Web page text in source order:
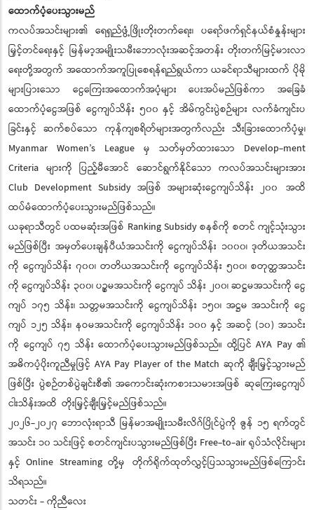
ထောက်ပံ့ပေးသွားမည်
ကလပ်အသင်းများ၏ ရေရှည်ဖွံ့ဖြိုးတိုးတက်ရေး၊ ပရော်ဖက်ရှင်နယ်စံနှုန်းများ
မြှင့်တင်ရေးနှင့် မြန်မာ့အမျိုးသမီးဘောလုံးအဆင့်အတန်း တိုးတက်မြင့်မားလာ
ရေးတို့အတွက် အထောက်အကူပြုစေရန်ရည်ရွယ်ကာ ယခင်ရာသီများထက် ပိုမို
များပြားသော ငွေကြေးအထောက်အပံ့များ ပေးအပ်မည်ဖြစ်ကာ အခြေခံ
ထောက်ပံ့ငွေအဖြစ် ငွေကျပ်သိန်း ၅၀၀ နှင့် အိမ်ကွင်းပွဲစဉ်များ လက်ခံကျင်းပ
ခြင်းနှင့် ဆက်စပ်သော ကုန်ကျစရိတ်များအတွက်လည်း သီးခြားထောက်ပံ့မှု၊
Myanmar Women’s League မှ သတ်မှတ်ထားသော Develop-ment
Criteria များကို ပြည့်မီအောင် ဆောင်ရွက်နိုင်သော ကလပ်အသင်းများအား
Club Development Subsidy အဖြစ် အများဆုံးငွေကျပ်သိန်း ၂၀၀ အထိ
ထပ်မံထောက်ပံ့ပေးသွားမည်ဖြစ်သည်။
ယခုရာသီတွင် ပထမဆုံးအဖြစ် Ranking Subsidy စနစ်ကို စတင် ကျင့်သုံးသွား
မည်ဖြစ်ပြီး အမှတ်ပေးချန်ပီယံအသင်းကို ငွေကျပ်သိန်း ၁၀၀၀၊ ဒုတိယအသင်း
ကို ငွေကျပ်သိန်း ၇၀၀၊ တတိယအသင်းကို ငွေကျပ်သိန်း ၅၀၀၊ စတုတ္ထအသင်း
ကို ငွေကျပ်သိန်း ၃၀၀၊ ပဉ္စမအသင်းကို ငွေကျပ် သိန်း ၂၀၀၊ ဆဋ္ဌမအသင်းကို ငွေ
ကျပ် ၁၇၅ သိန်း၊ သတ္တမအသင်းကို ငွေကျပ်သိန်း ၁၅၀၊ အဋ္ဌမ အသင်းကို ငွေ
ကျပ် ၁၂၅ သိန်း၊ နဝမအသင်းကို ငွေကျပ်သိန်း ၁၀၀ နှင့် အဆင့် (၁၀) အသင်း
ကို ငွေကျပ် ၇၅ သိန်း ထောက်ပံ့ပေးသွားမည်ဖြစ်သည်။ ထို့ပြင် AYA Pay ၏
အဓိကပံ့ပိုးကူညီမှုဖြင့် AYA Pay Player of the Match ဆုကို ချီးမြှင့်သွားမည်
ဖြစ်ပြီး ပွဲစဉ်တစ်ပွဲချင်းစီ၏ အကောင်းဆုံးကစားသမားအဖြစ် ဆုကြေးငွေကျပ်
ငါးသိန်းအထိ တိုးမြှင့်ချီးမြှင့်မည်ဖြစ်သည်။
၂၀၂၆-၂၀၂၇ ဘောလုံးရာသီ မြန်မာအမျိုးသမီးလိဂ်ပြိုင်ပွဲကို ဇွန် ၁၅ ရက်တွင်
အသင်း ၁၀ သင်းဖြင့် စတင်ကျင်းပသွားမည်ဖြစ်ပြီး Free-to-air ရုပ်သံလိုင်းများ
နှင့် Online Streaming တို့မှ တိုက်ရိုက်ထုတ်လွှင့်ပြသသွားမည်ဖြစ်ကြောင်း
သိရသည်။
သတင်း - ကိုညီလေး